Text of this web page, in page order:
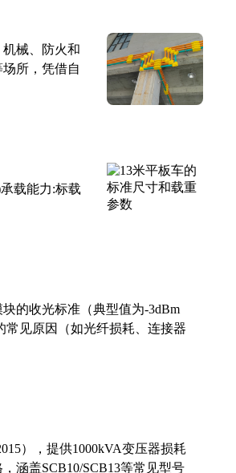
械、防火和
所，凭借自
载能力:标载
的收光标准（典型值为-3dBm
常见原因（如光纤损耗、连接器
），提供1000kVA变压器损耗
涵盖SCB10/SCB13等常见型号